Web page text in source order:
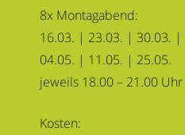
8x Montagabend:
16.03. | 23.03. | 30.03.
04.05. | 11.05. | 25.05.
jeweils 18.00 – 21.00 Uhr
Kosten: